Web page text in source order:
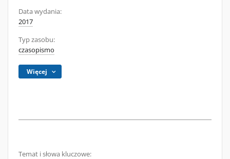
Data wydania:
2017
Typ zasobu:
czasopismo
Więcej
Temat i słowa kluczowe: